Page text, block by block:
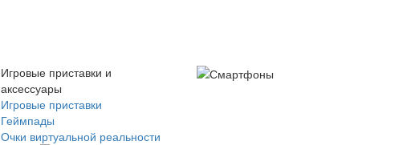
Игровые приставки и
аксессуары
Игровые приставки
Геймпады
Очки виртуальной реальности